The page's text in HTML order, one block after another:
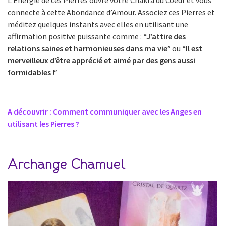
connecte à cette Abondance d’Amour. Associez ces Pierres et
méditez quelques instants avec elles en utilisant une
affirmation positive puissante comme : “J’attire des
relations saines et harmonieuses dans ma vie” ou “Il est
merveilleux d’être apprécié et aimé par des gens aussi
formidables !”
A découvrir : Comment communiquer avec les Anges en
utilisant les Pierres ?
Archange Chamuel